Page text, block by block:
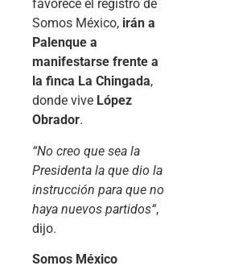
favorece el registro de
Somos México, irán a
Palenque a
manifestarse frente a
la finca La Chingada,
donde vive López
Obrador.
“No creo que sea la
Presidenta la que dio la
instrucción para que no
haya nuevos partidos“,
dijo.
Somos México